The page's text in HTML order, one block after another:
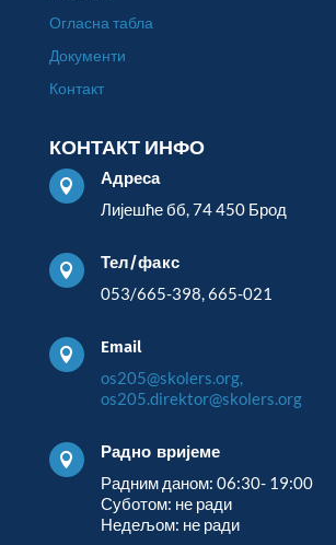
Огласна табла
Документи
Контакт
КОНТАКТ ИНФО

Адреса
Лијешће бб, 74 450 Брод

Тел/факс
053/665-398, 665-021

Email
os205@skolers.org,
os205.direktor@skolers.org

Радно вријеме
Радним даном: 06:30- 19:00
Суботом: не ради
Недељом: не ради